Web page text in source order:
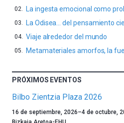
La ingesta emocional como
La Odisea… del pensamiento
Viaje alrededor del mundo
Metamateriales amorfos, la
PRÓXIMOS EVENTOS
Bilbo Zientzia Plaza 2026
Un
16 de septiembre, 2026–4 de octubre,